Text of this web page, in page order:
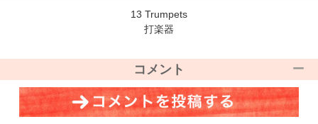
13 Trumpets
打楽器
コメント